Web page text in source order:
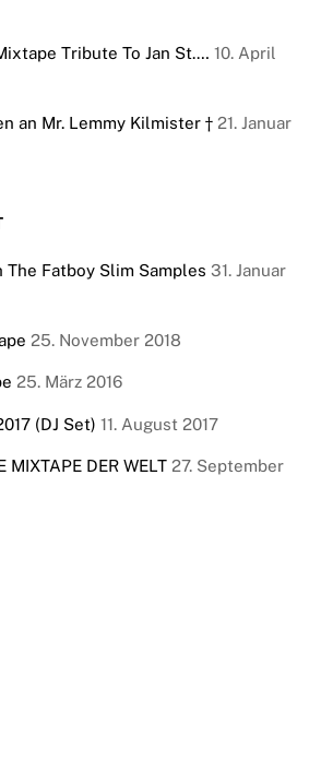
Tribute To Jan St.… 10. April
an Mr. Lemmy Kilmister † 21. Januar
The Fatboy Slim Samples 31. Januar
25. November 2018
25. März 2016
(DJ Set) 11. August 2017
MIXTAPE DER WELT 27. September